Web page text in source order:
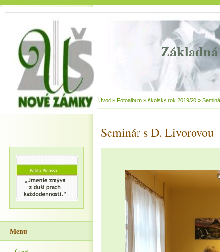
Základná
Úvod » Fotoalbum » školský rok 2019/20 »
Seminár s D. Livorovou
Menu